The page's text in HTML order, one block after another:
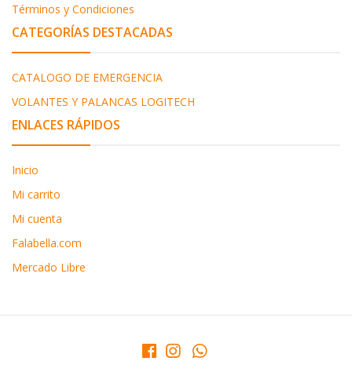
Términos y Condiciones
CATEGORÍAS DESTACADAS
CATALOGO DE EMERGENCIA
VOLANTES Y PALANCAS LOGITECH
ENLACES RÁPIDOS
Inicio
Mi carrito
Mi cuenta
Falabella.com
Mercado Libre